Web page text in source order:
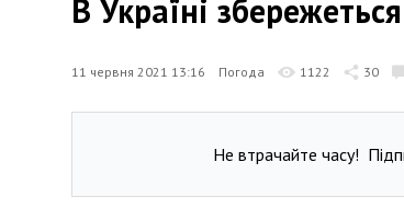
В Україні
11 червня 2021 13:16 Погода 1122 30
Не втрачайте часу!